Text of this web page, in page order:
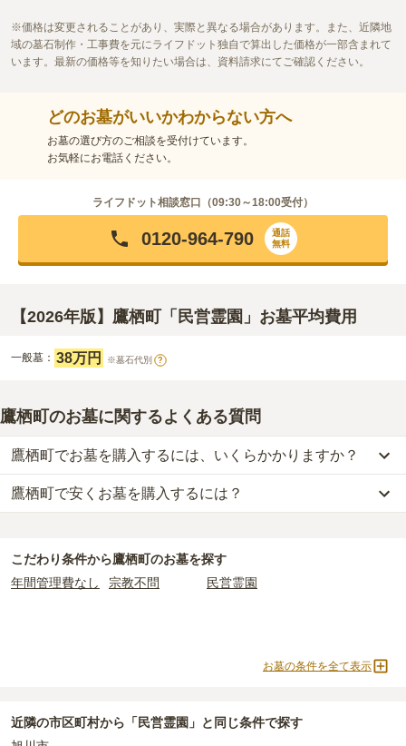
価格は変更されることがあり、実際と異なる場合があります。また、近隣地
域の墓石制作・工事費を元にライフドット独自で算出した価格が一部含まれて
います。最新の価格等を知りたい場合は、資料請求にてご確認ください。
どのお墓がいいかわからない方へ
お墓の選び方のご相談を受付けています。
お気軽にお電話ください。
ライフドット相談窓口（09:30～18:00受付）
0120-964-790
通話
無料
【2026年版】鷹栖町「民営霊園」お墓平均費用
一般墓： 38万円 ※墓石代別 ?
鷹栖町のお墓に関するよくある質問
鷹栖町でお墓を購入するには、いくらかかりますか？
鷹栖町 での購入費用の目安は、一般墓が約213万円
一般墓を建てる場合は、「永代使用料（土地代）」と「墓石代」の
鷹栖町 の一般墓の永代使用料の平均は
平均175万円
です。いずれも区画の広さや墓石の大きさ・素材によ
って変わります。
すお布施、会食などの費用がかかります。
：お墓の管理費。契約後、毎年発生するケースがあり
鷹栖町で安くお墓を購入するには？
らお求めいただけます。
する「合祀墓（ごうしぼ）」
と呼ばれるタイプです。個別のお墓に
お墓を探すのがおすすめです。
こだわり条件から鷹栖町のお墓を探す
年間管理費なし
宗教不問 民営霊園
お墓の条件を全て表示
近隣の市区町村から 「民営霊園」と 同じ条件で探す